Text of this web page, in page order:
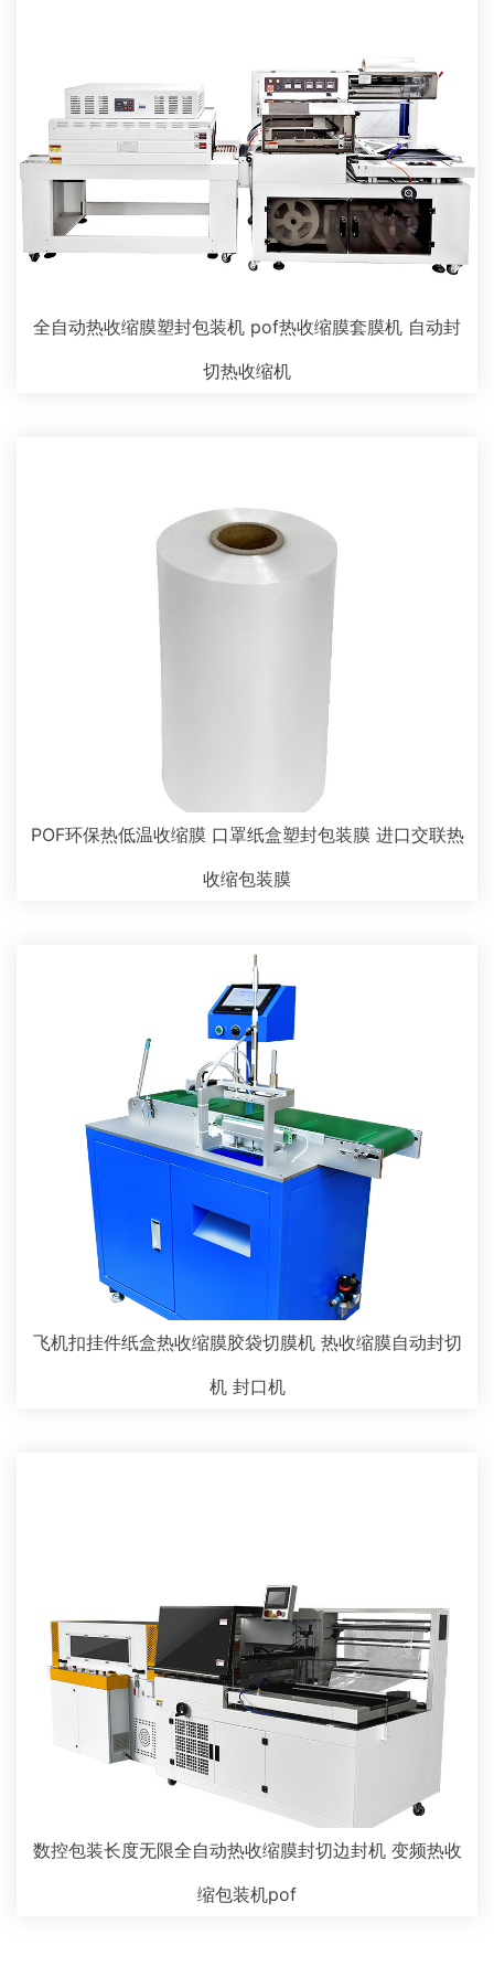
全自动热收缩膜塑封包装机 pof热收缩膜套膜机 自动封
切热收缩机
POF环保热低温收缩膜 口罩纸盒塑封包装膜 进口交联热
收缩包装膜
飞机扣挂件纸盒热收缩膜胶袋切膜机 热收缩膜自动封切
机 封口机
数控包装长度无限全自动热收缩膜封切边封机 变频热收
缩包装机pof